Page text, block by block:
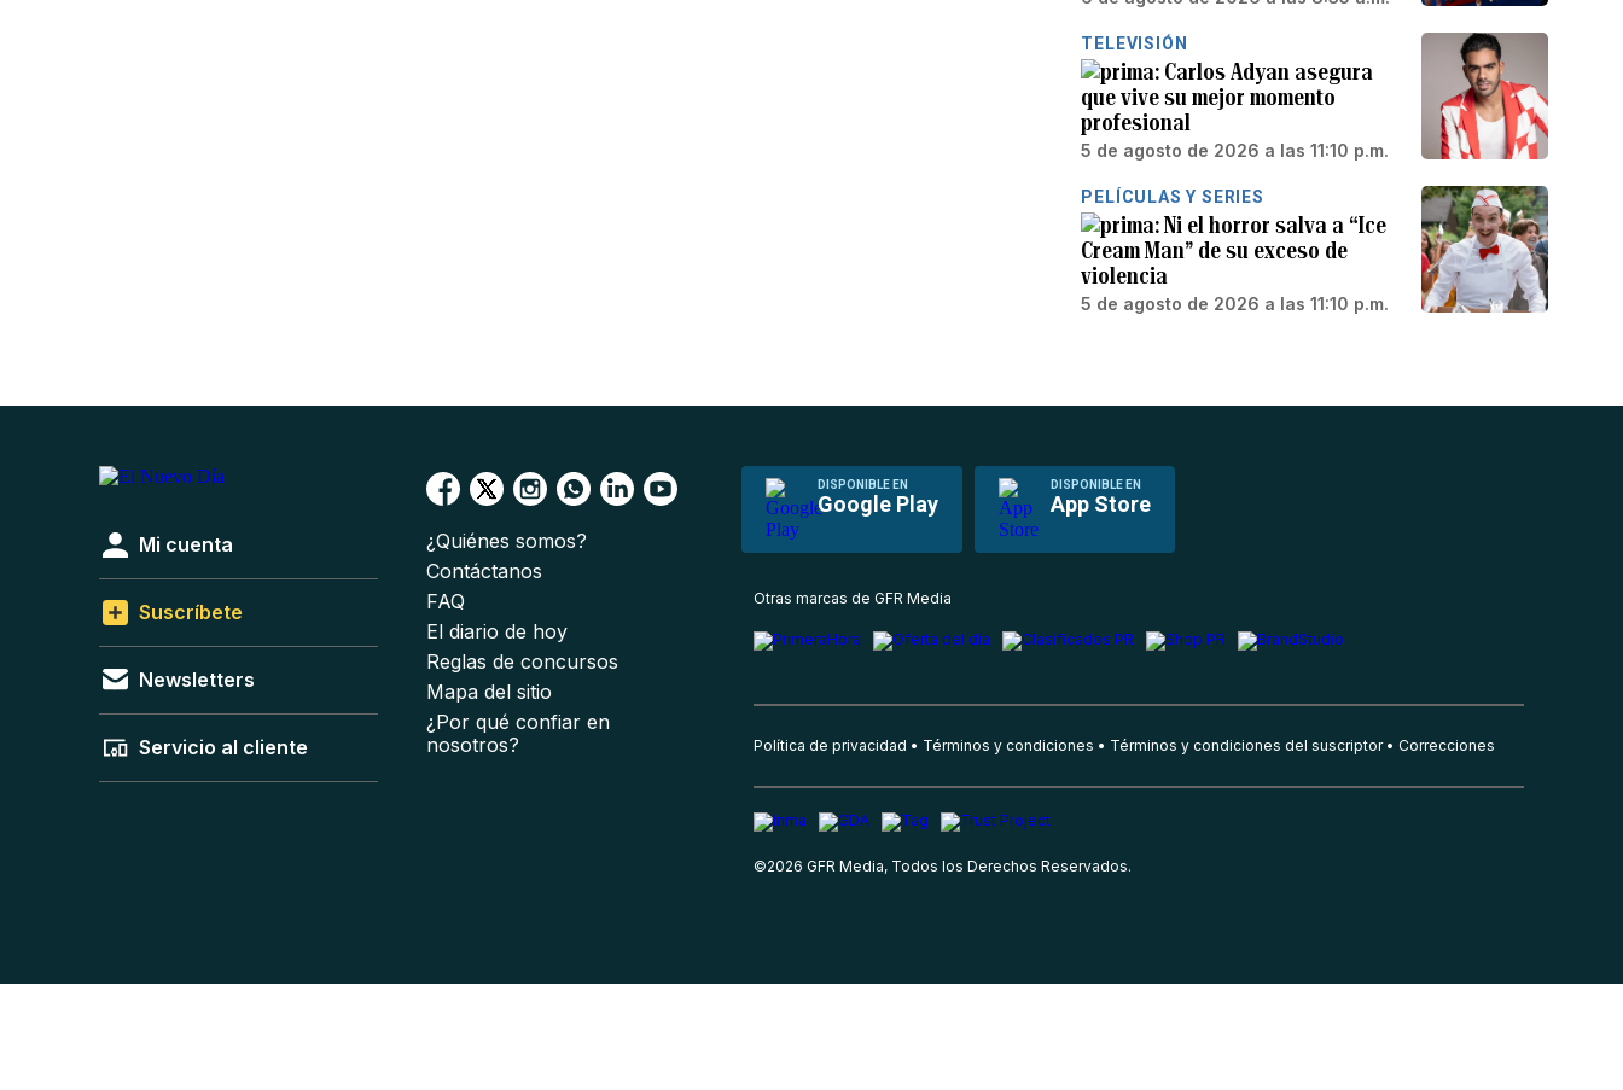
TELEVISIÓN
Carlos Adyan asegura
que vive su mejor momento
profesional
5 de agosto de 2026 a las 11:10 p.m.
PELÍCULAS Y SERIES
Ni el horror salva a “Ice
Cream Man” de su exceso de
violencia
5 de agosto de 2026 a las 11:10 p.m.
DISPONIBLE EN
Google Play
DISPONIBLE EN
App Store
Mi cuenta
Suscríbete
Newsletters
Servicio al cliente
¿Quiénes somos?
Contáctanos
FAQ
El diario de hoy
Reglas de concursos
Mapa del sitio
¿Por qué confiar en
nosotros?
Otras marcas de GFR Media
Política de privacidad Términos y condiciones Términos y condiciones del suscriptor Correcciones
©2026 GFR Media, Todos los Derechos Reservados.